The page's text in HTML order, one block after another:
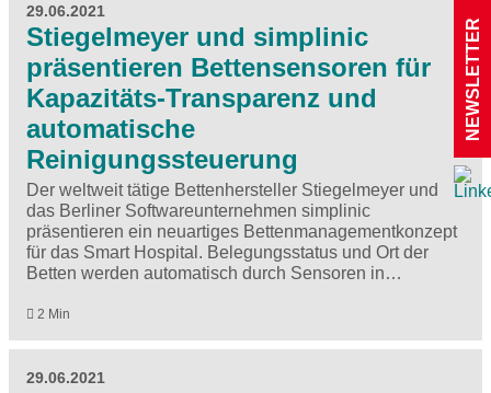
29.06.2021
Stiegelmeyer und simplinic
präsentieren Bettensensoren für
Kapazitäts-Transparenz und
automatische
Reinigungssteuerung
Der weltweit tätige Bettenhersteller Stiegelmeyer und
das Berliner Softwareunternehmen simplinic
präsentieren ein neuartiges Bettenmanagementkonzept
für das Smart Hospital. Belegungsstatus und Ort der
Betten werden automatisch durch Sensoren in…
2 Min
29.06.2021
NEWSLETTER